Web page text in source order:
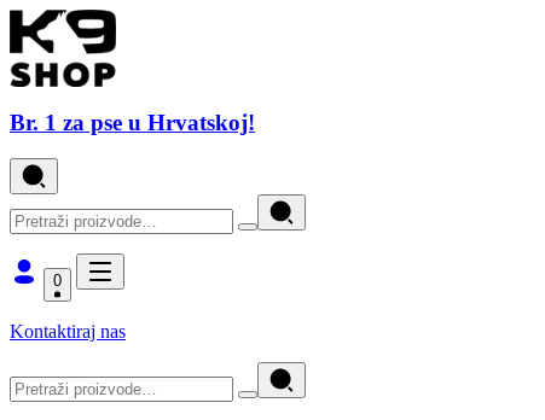
Br. 1 za pse u Hrvatskoj!
0
Kontaktiraj nas